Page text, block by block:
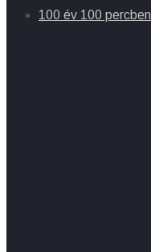
100 év 100 percben